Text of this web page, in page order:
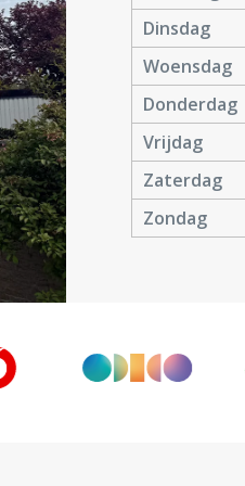
Dinsdag
Woensdag
Donderdag
Vrijdag
Zaterdag
Zondag